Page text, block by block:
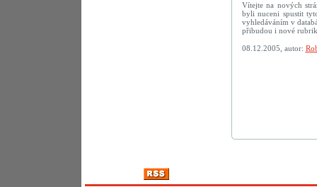
Vítejte na nových
byli nuceni spustit
vyhledáváním v
přibudou i nové
08.12.2005, autor: